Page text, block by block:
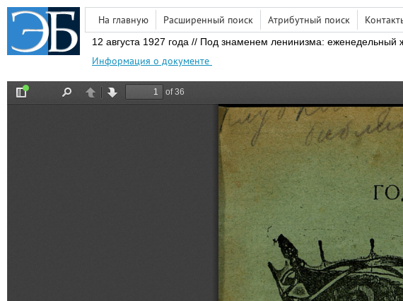
На главную Расширенный поиск Атрибутный поиск
12 августа 1927 года // Под знаменем ленинизма: еженедельный
Информация о документе